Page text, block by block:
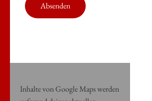
Absenden
Inhalte von Google Maps werden